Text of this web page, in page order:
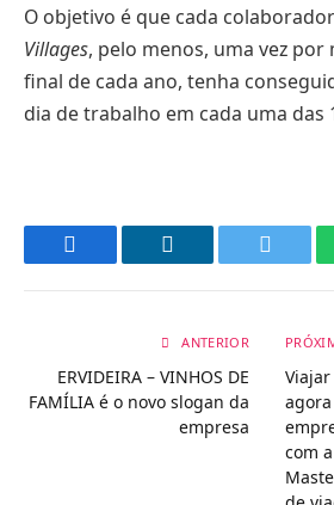
O objetivo é que cada
Villages, pelo menos, uma vez por
final de cada ano, tenha
dia de trabalho em cada uma das
ANTERIOR
ERVIDEIRA – VINHOS DE
FAMÍLIA é o novo slogan da
empresa
com